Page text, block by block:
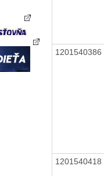
1201540386
1201540418